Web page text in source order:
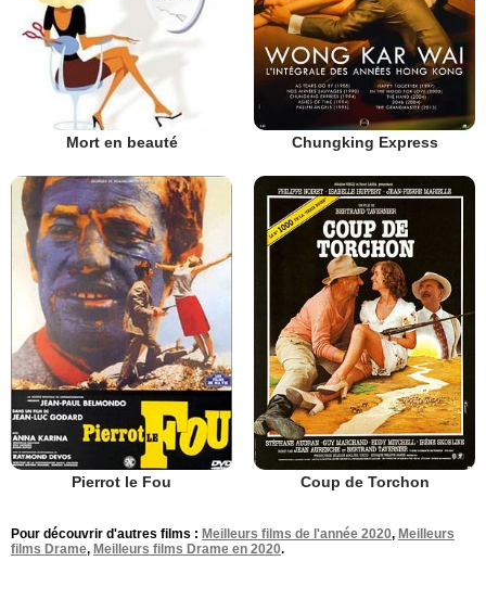
Mort en beauté Chungking Express
Pierrot le Fou Coup de Torchon
Pour découvrir d'autres films : Meilleurs films de l'année 2020, Meilleurs
films Drame, Meilleurs films Drame en 2020.